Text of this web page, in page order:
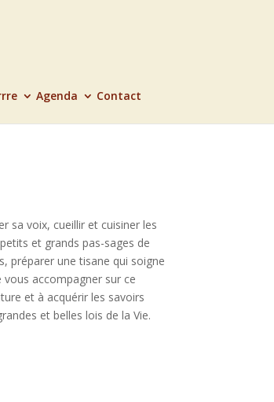
Agenda Contact
sa voix, cueillir et cuisiner les
et grands pas-sages de
préparer une tisane qui soigne
accompagner sur ce
et à acquérir les savoirs
et belles lois de la Vie.